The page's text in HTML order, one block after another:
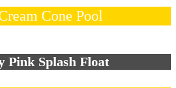
Cone Pool
Pink Splash Float